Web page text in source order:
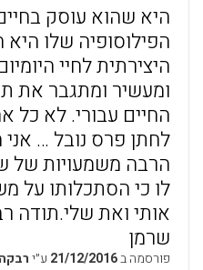
היא שהוא עוסק
הפילוסופיה שלו
היצירתית לחיי
ומעשיר ומתגבר את
החיים עבורי. לא כל
לחתן פרס נובל …
הרבה משמעויות של
לו כי הסתכלותו על
אותי ואת שלי.תודה
שרמן
פורסמה ב21/12/2016 ע״י